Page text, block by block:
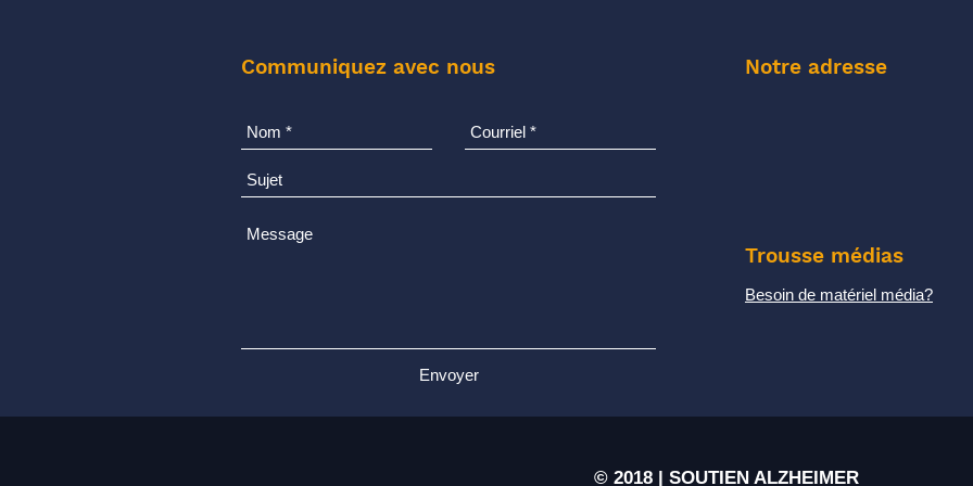
Communiquez avec nous Notre adresse
© 2018 | SOUTIEN ALZHEIMER
Trousse médias
Besoin de matériel média?
Envoyer